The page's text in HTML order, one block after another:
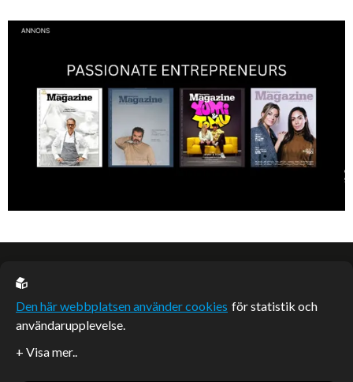
EU casino
Artiklar publicerade på webbplatsen som inte är märkta
Den här webbplatsen använder cookies för statistik och
användarupplevelse.